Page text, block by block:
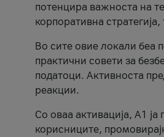
потенцира важноста на
корпоративна
Во сите овие локали беа
практични совети за
податоци. Активноста
реакции.
Со оваа активација, А1 ја
корисниците,